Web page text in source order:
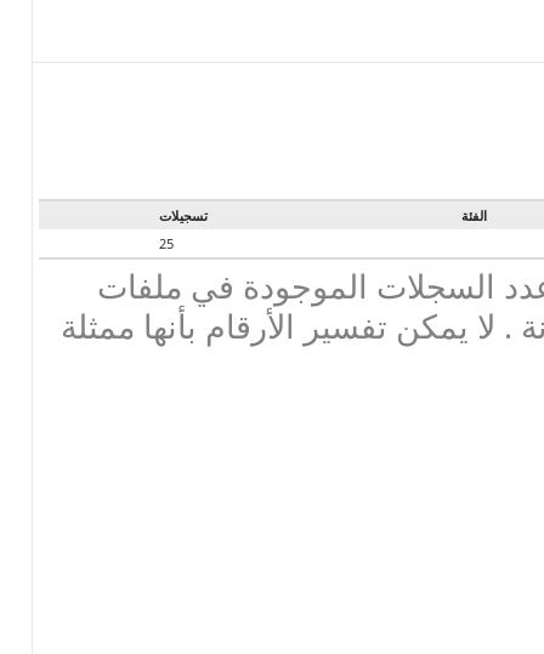
الفئة
تسجيلات
25
السجلات الموجودة في ملفات
. لا يمكن تفسير الأرقام بأنها ممثلة